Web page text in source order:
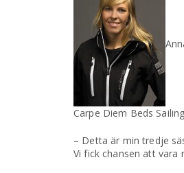
Carpe Diem Beds
– Detta är min tredje
Vi fick chansen att vara